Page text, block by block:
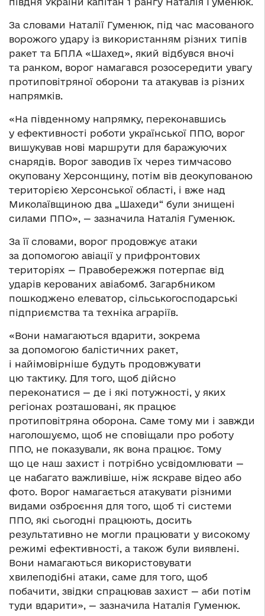
За словами Наталії Гуменюк, під час масованого
ворожого удару із використанням різних типів
ракет та БПЛА «Шахед», який відбувся вночі
та ранком, ворог намагався розосередити увагу
протиповітряної оборони та атакував із різних
напрямків.
«На південному напрямку, переконавшись
у ефективності роботи української ППО, ворог
вишукував нові маршрути для баражуючих
снарядів. Ворог заводив їх через тимчасово
окуповану Херсонщину, потім вів деокупованою
територією Херсонської області, і вже над
Миколаївщиною два „Шахеди“ були знищені
силами ППО», — зазначила Наталія Гуменюк.
За її словами, ворог продовжує атаки
за допомогою авіації у прифронтових
територіях — Правобережжя потерпає від
ударів керованих авіабомб. Загарбником
пошкоджено елеватор, сільськогосподарські
підприємства та техніка аграріїв.
«Вони намагаються вдарити, зокрема
за допомогою балістичних ракет,
і найімовірніше будуть продовжувати
цю тактику. Для того, щоб дійсно
переконатися — де і які потужності, у яких
регіонах розташовані, як працює
протиповітряна оборона. Саме тому ми і завжди
наголошуємо, щоб не сповіщали про роботу
ППО, не показували, як вона працює. Тому
що це наш захист і потрібно усвідомлювати —
це набагато важливіше, ніж яскраве відео або
фото. Ворог намагається атакувати різними
видами озброєння для того, щоб ті системи
ППО, які сьогодні працюють, досить
результативно не могли працювати у високому
режимі ефективності, а також були виявлені.
Вони намагаються використовувати
хвилеподібні атаки, саме для того, щоб
побачити, звідки спрацював захист — аби потім
туди вдарити», — зазначила Наталія Гуменюк.